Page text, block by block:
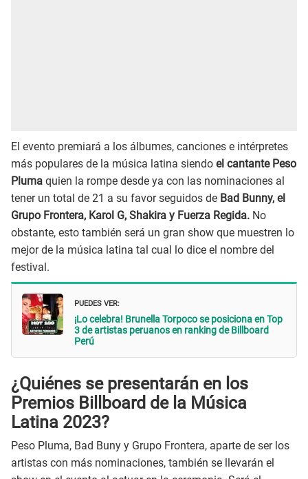
El evento premiará a los álbumes, canciones e intérpretes
más populares de la música latina siendo el cantante Peso
Pluma quien la rompe desde ya con las nominaciones al
tener un total de 21 a su favor seguidos de Bad Bunny, el
Grupo Frontera, Karol G, Shakira y Fuerza Regida. No
obstante, esto también será un gran show que muestren lo
mejor de la música latina tal cual lo dice el nombre del
festival.
PUEDES VER:
¡Lo celebra! Brunella Torpoco se posiciona en Top
3 de artistas peruanos en ranking de Billboard
Perú
¿Quiénes se presentarán en los
Premios Billboard de la Música
Latina 2023?
Peso Pluma, Bad Buny y Grupo Frontera, aparte de ser los
artistas con más nominaciones, también se llevarán el